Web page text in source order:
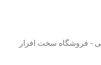
- فروشگاه سخت افزار